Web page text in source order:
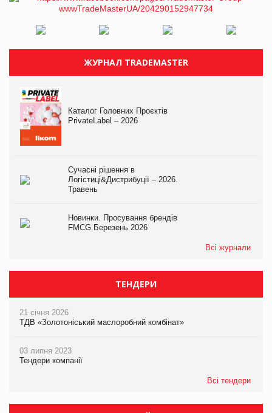
ЖУРНАЛ TRADEMASTER
Каталог Головних Проєктів
PrivateLabel – 2026
Сучасні рішення в
Логістиці&Дистрибуції – 2026.
Травень
Новинки. Просування брендів
FMCG.Березень 2026
Всі журнали
ТЕНДЕРИ
21 січня 2026
ТДВ «Золотоніський маслоробний комбінат»
03 липня 2023
Тендери компанії
Всі тендери